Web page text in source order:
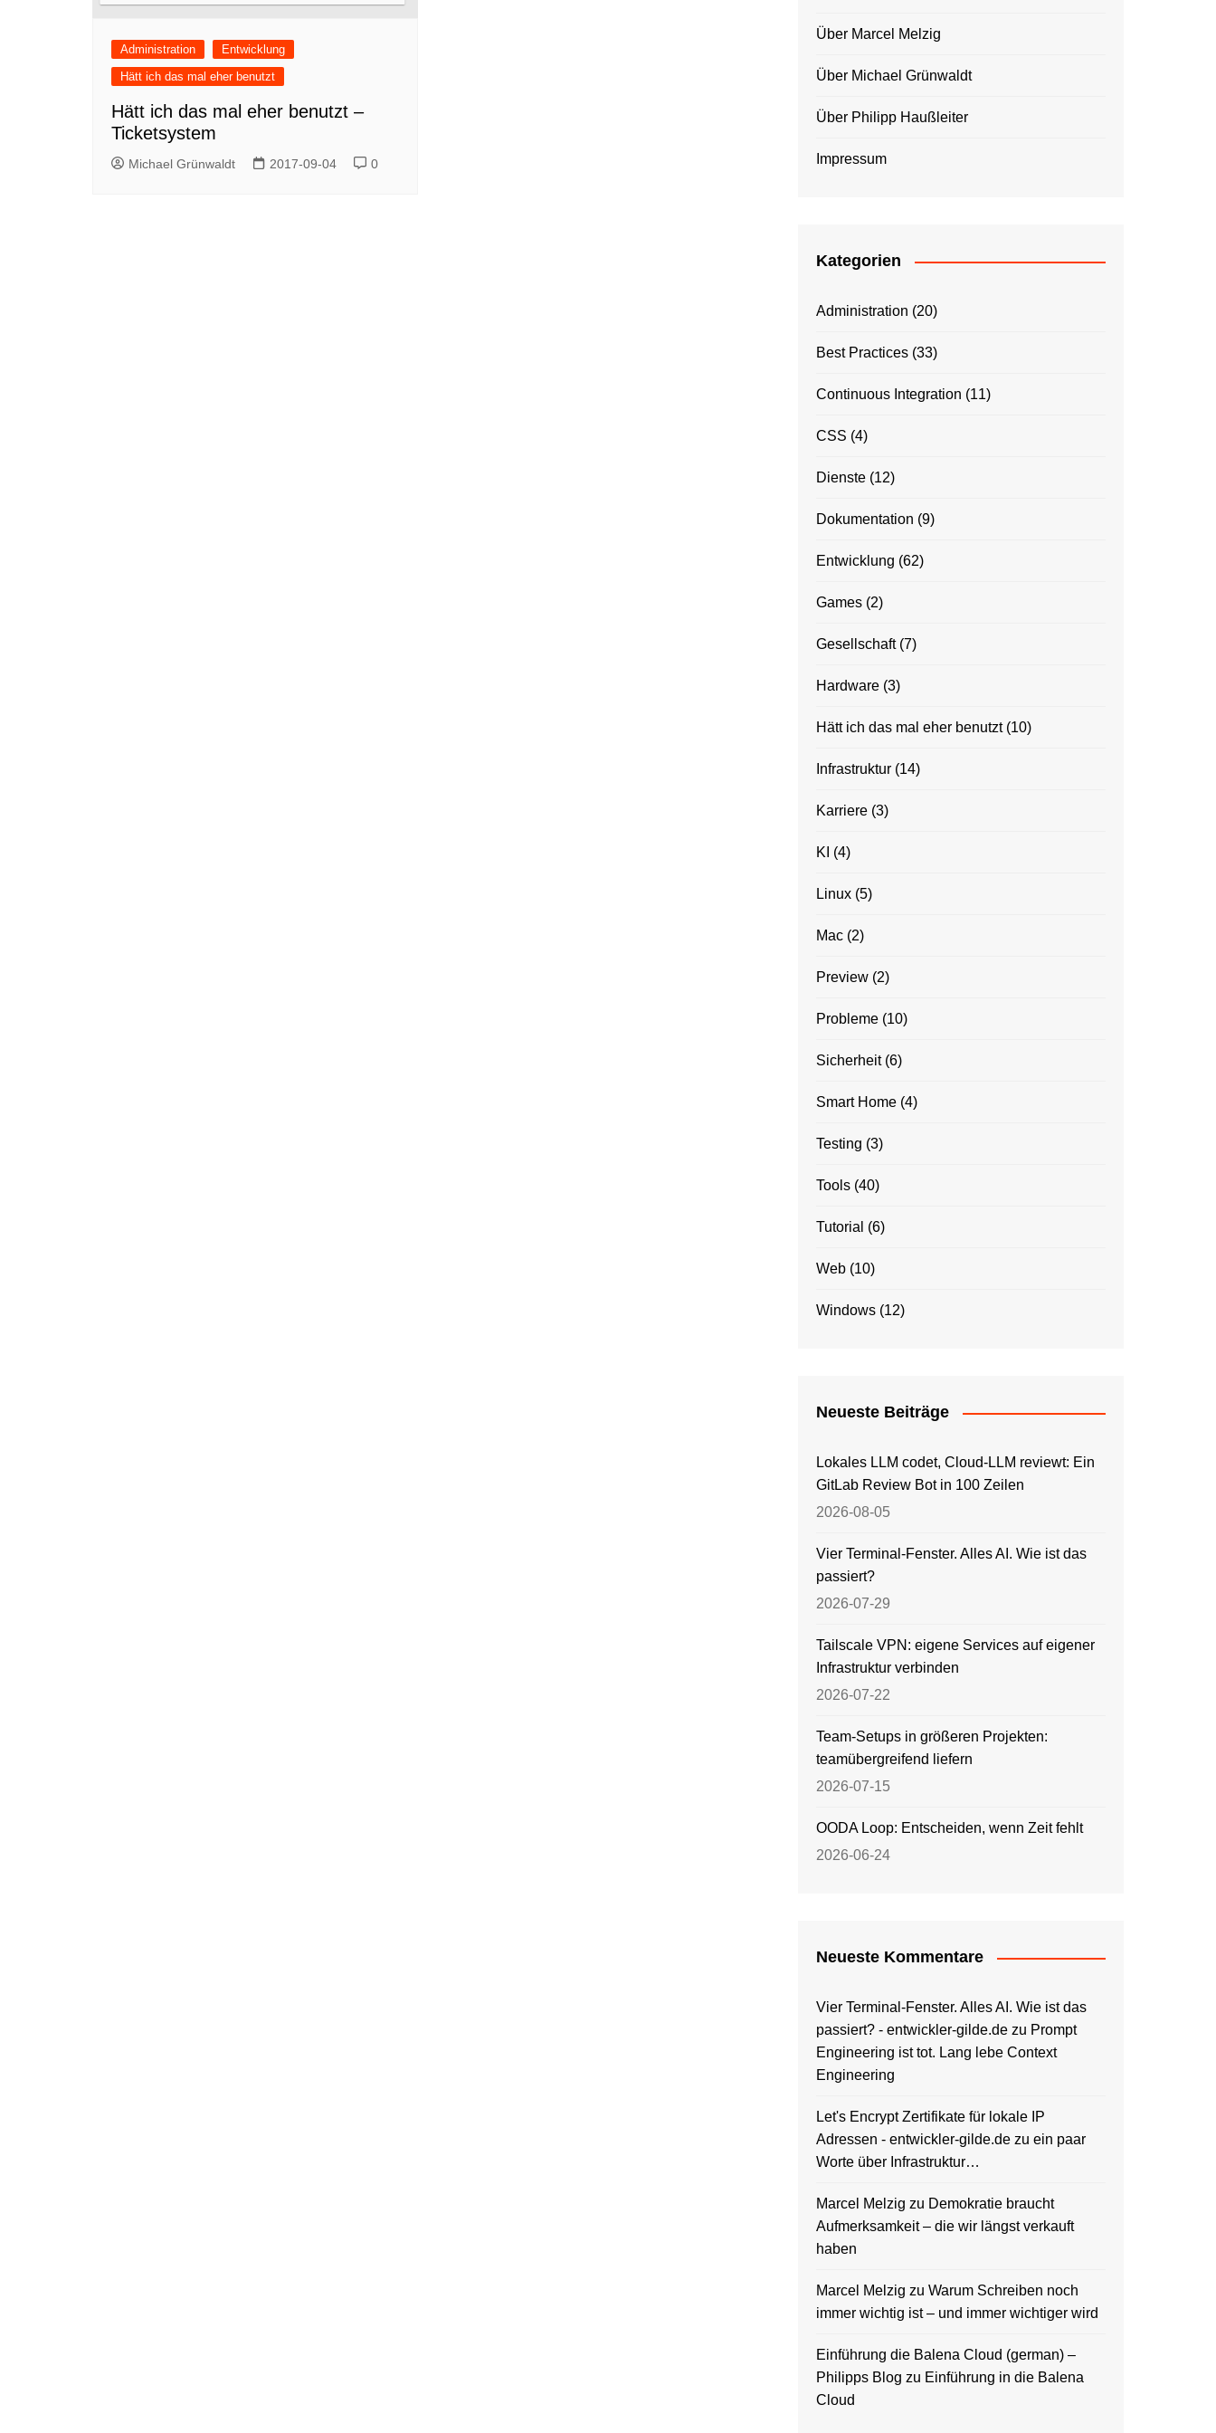
Administration
Entwicklung
Hätt ich das mal eher benutzt
Hätt ich das mal eher benutzt –
Ticketsystem
Michael Grünwaldt 2017-09-04 0
Über Marcel Melzig
Über Michael Grünwaldt
Über Philipp Haußleiter
Impressum
Kategorien
Administration (20)
Best Practices (33)
Continuous Integration (11)
CSS (4)
Dienste (12)
Dokumentation (9)
Entwicklung (62)
Games (2)
Gesellschaft(7)
Hardware (3)
Hätt ich das mal eher benutzt(10)
Infrastruktur (14)
Karriere (3)
KI (4)
Linux (5)
Mac (2)
Preview (2)
Probleme (10)
Sicherheit(6)
Smart Home (4)
Testing (3)
Tools (40)
Tutorial (6)
Web (10)
Windows (12)
Neueste Beiträge
Lokales LLM codet, Cloud-LLM reviewt: Ein
GitLab Review Bot in 100 Zeilen
2026-08-05
Vier Terminal-Fenster. Alles AI. Wie ist das
passiert?
2026-07-29
Tailscale VPN: eigene Services auf eigener
Infrastruktur verbinden
2026-07-22
Team-Setups in größeren Projekten:
teamübergreifend liefern
2026-07-15
OODA Loop: Entscheiden, wenn Zeit fehlt
2026-06-24
Neueste Kommentare
Vier Terminal-Fenster. Alles AI. Wie ist das
passiert? - entwickler-gilde.de zu Prompt
Engineering ist tot. Lang lebe Context
Engineering
Let's Encrypt Zertifikate für lokale IP
Adressen - entwickler-gilde.de zu ein paar
Worte über Infrastruktur…
Marcel Melzig zu Demokratie braucht
Aufmerksamkeit – die wir längst verkauft
haben
Marcel Melzig zu Warum Schreiben noch
immer wichtig ist – und immer wichtiger wird
Einführung die Balena Cloud (german) –
Philipps Blog zu Einführung in die Balena
Cloud